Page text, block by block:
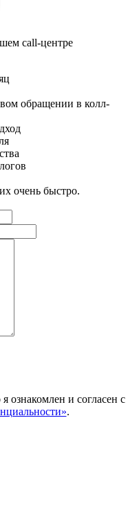
call-центре
обращении в колл-
очень быстро.
ознакомлен и согласен с
.